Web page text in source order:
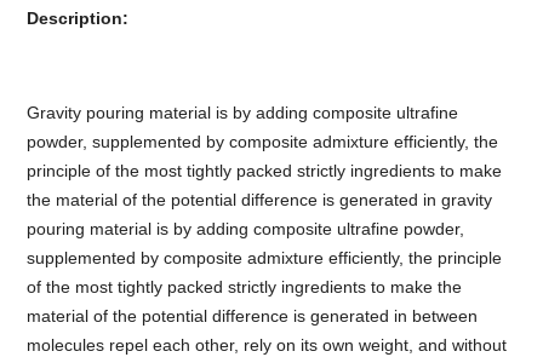
Description:
Gravity pouring material is by adding composite ultrafine
powder, supplemented by composite admixture efficiently, the
principle of the most tightly packed strictly ingredients to make
the material of the potential difference is generated in gravity
pouring material is by adding composite ultrafine powder,
supplemented by composite admixture efficiently, the principle
of the most tightly packed strictly ingredients to make the
material of the potential difference is generated in between
molecules repel each other, rely on its own weight, and without